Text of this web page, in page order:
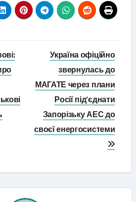
Україна офіційно
звернулась до
МАГАТЕ через плани
Росії під’єднати
Запорізьку АЕС до
своєї енергосистеми